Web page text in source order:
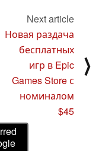
Next article
Новая раздача
бесплатных
игр в Epic
Games Store с
номиналом
$45
⟩